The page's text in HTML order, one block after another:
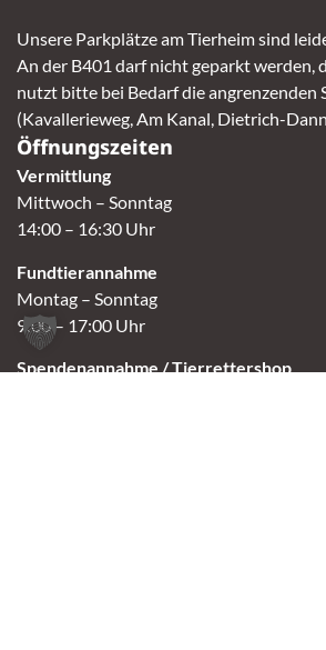
Unsere Parkplätze am Tierheim sind
An der B401 darf nicht geparkt werden,
nutzt bitte bei Bedarf die angrenzenden
(Kavallerieweg, Am Kanal, Dietrich-
Öffnungszeiten
Vermittlung
Mittwoch – Sonntag
14:00 – 16:30 Uhr
Fundtierannahme
Montag – Sonntag
9:00 – 17:00 Uhr
Spendenannahme / Tierrettershop